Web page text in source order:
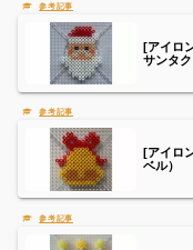
[アイロ
サンタク
[アイロ
ベル）